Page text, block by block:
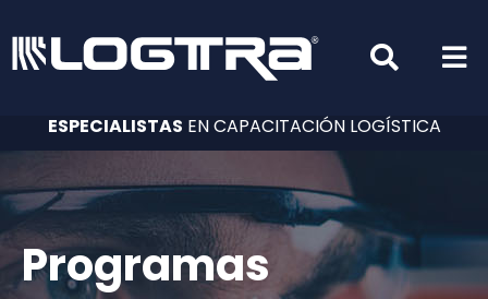
ESPECIALISTAS EN CAPACITACIÓN LOGÍSTICA
Programas